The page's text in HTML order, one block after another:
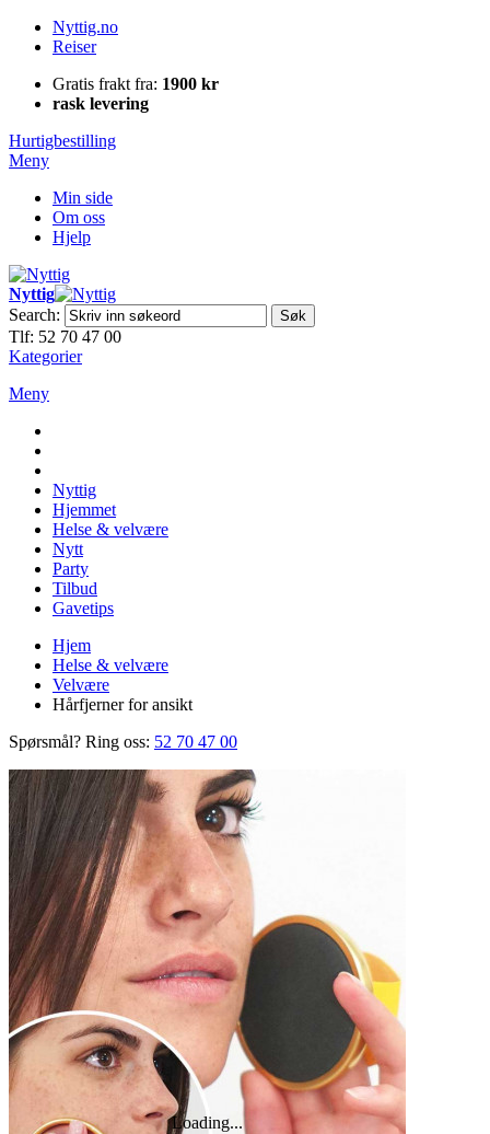
Nyttig.no
Reiser
Gratis frakt fra: 1900 kr
rask levering
Hurtigbestilling
Meny
Min side
Om oss
Hjelp
Nyttig
Search:
Søk
Tlf: 52 70 47 00
Kategorier
Meny
Nyttig
Hjemmet
Helse & velvære
Nytt
Party
Tilbud
Gavetips
Hjem
Helse & velvære
Velvære
Hårfjerner for ansikt
Spørsmål? Ring oss: 52 70 47 00